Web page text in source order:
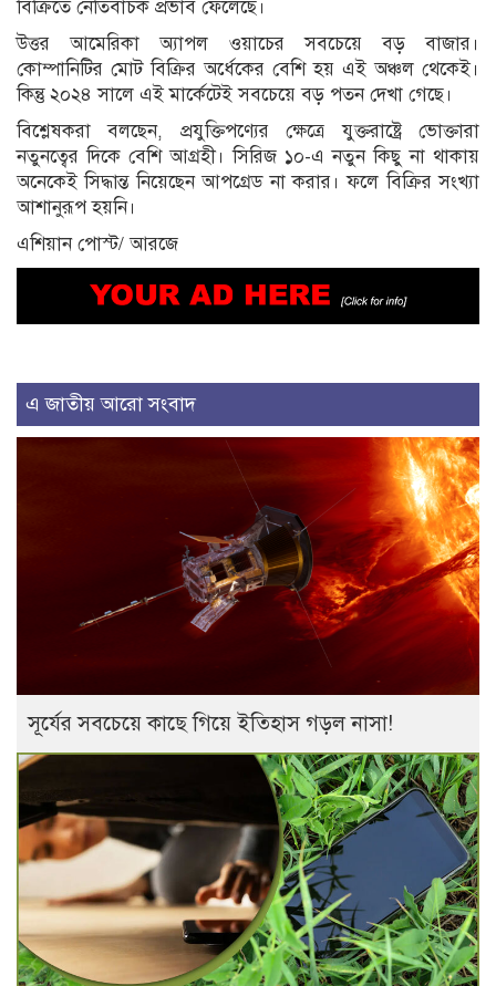
বিক্রিতে নেতিবাচক প্রভাব ফেলেছে।
উত্তর আমেরিকা অ্যাপল ওয়াচের সবচেয়ে বড় বাজার।
কোম্পানিটির মোট বিক্রির অর্ধেকের বেশি হয় এই অঞ্চল থেকেই।
কিন্তু ২০২৪ সালে এই মার্কেটেই সবচেয়ে বড় পতন দেখা গেছে।
বিশ্লেষকরা বলছেন, প্রযুক্তিপণ্যের ক্ষেত্রে যুক্তরাষ্ট্রে ভোক্তারা
নতুনত্বের দিকে বেশি আগ্রহী। সিরিজ ১০-এ নতুন কিছু না থাকায়
অনেকেই সিদ্ধান্ত নিয়েছেন আপগ্রেড না করার। ফলে বিক্রির সংখ্যা
আশানুরূপ হয়নি।
এশিয়ান পোস্ট/ আরজে
এ জাতীয় আরো সংবাদ
সূর্যের সবচেয়ে কাছে গিয়ে ইতিহাস গড়ল নাসা!